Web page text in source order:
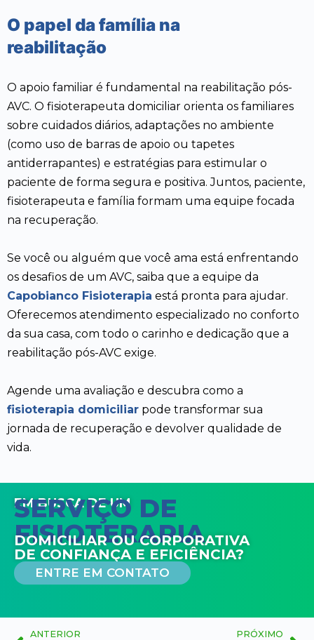
O papel da família na
reabilitação
O apoio familiar é fundamental na reabilitação pós-
AVC. O fisioterapeuta domiciliar orienta os familiares
sobre cuidados diários, adaptações no ambiente
(como uso de barras de apoio ou tapetes
antiderrapantes) e estratégias para estimular o
paciente de forma segura e positiva. Juntos, paciente,
fisioterapeuta e família formam uma equipe focada
na recuperação.
Se você ou alguém que você ama está enfrentando
os desafios de um AVC, saiba que a equipe da
Capobianco Fisioterapia está pronta para ajudar.
Oferecemos atendimento especializado no conforto
da sua casa, com todo o carinho e dedicação que a
reabilitação pós-AVC exige.
Agende uma avaliação e descubra como a
fisioterapia domiciliar pode transformar sua
jornada de recuperação e devolver qualidade de
vida.
EM BUSCA DE UM
SERVIÇO DE
FISIOTERAPIA
DOMICILIAR OU CORPORATIVA
DE CONFIANÇA E EFICIÊNCIA?
ENTRE EM CONTATO
ANTERIOR PRÓXIMO